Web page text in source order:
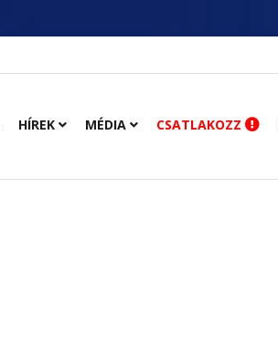
HÍREK MÉDIA CSATLAKOZZ